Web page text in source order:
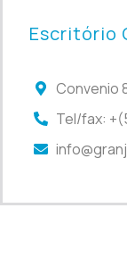
Escritório
Convenio
Tel/fax: